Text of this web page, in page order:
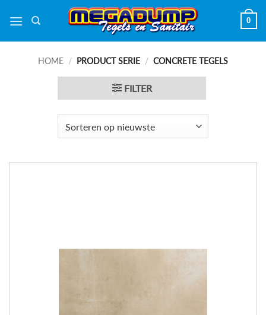
naar
0
HOME / PRODUCT SERIE / CONCRETE TEGELS
FILTER